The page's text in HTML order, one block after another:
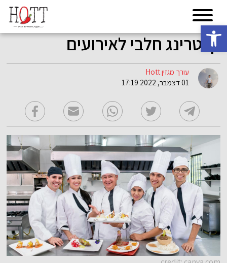
פתח סרגל נגישות
קייטרינג חלבי לאירועים
עורך מגזין Hott
01 דצמבר, 2022 17:19